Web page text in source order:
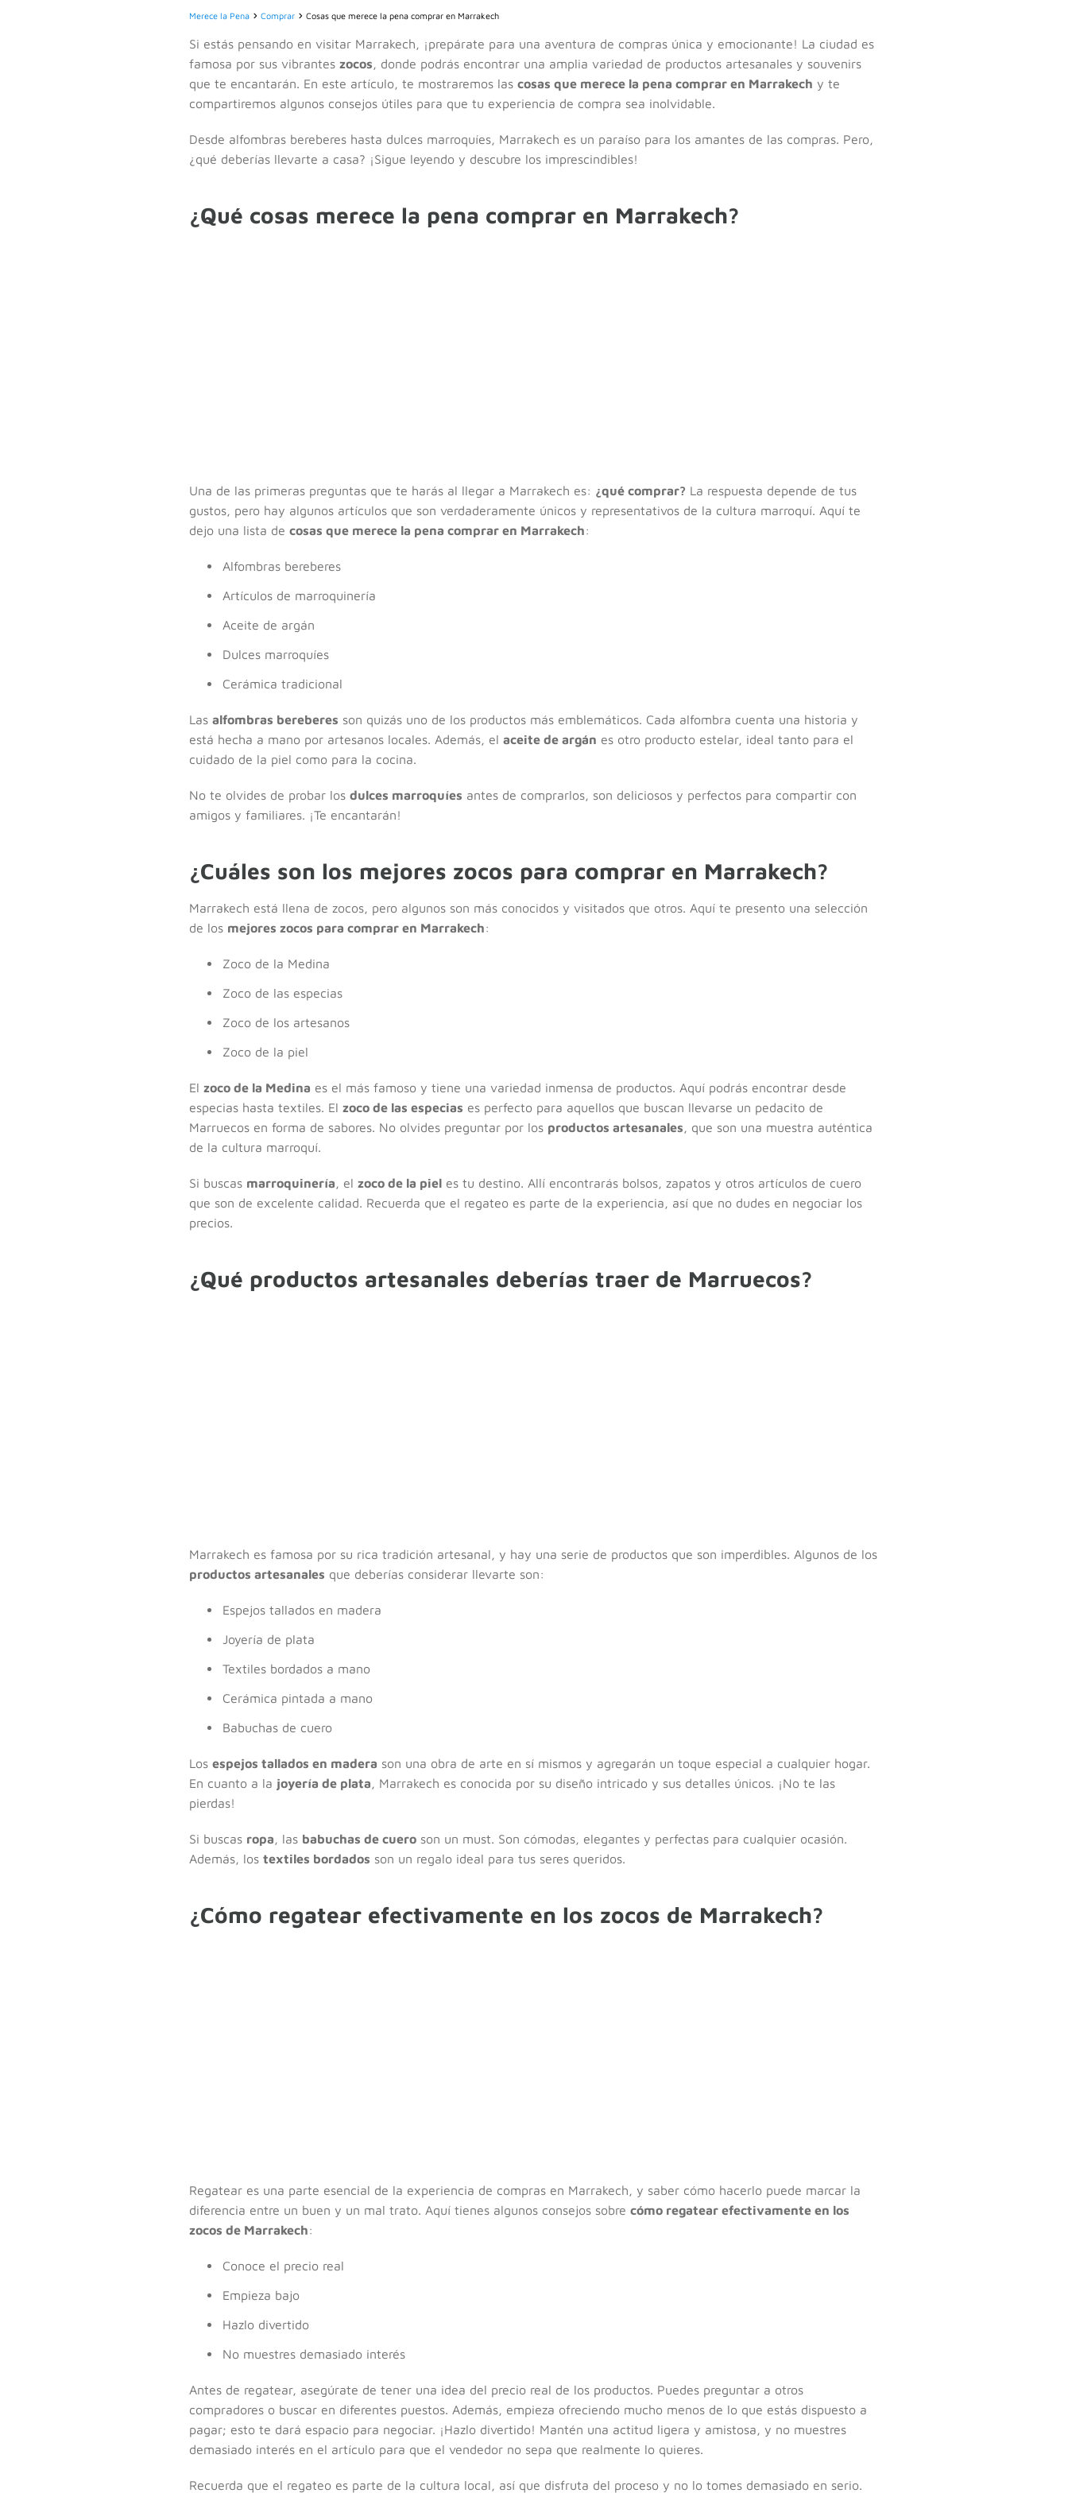
Merece la Pena Comprar Cosas que merece la pena comprar en Marrakech
Si estás pensando en visitar Marrakech, ¡prepárate para una aventura de compras única y emocionante! La ciudad es
famosa por sus vibrantes zocos, donde podrás encontrar una amplia variedad de productos artesanales y souvenirs
que te encantarán. En este artículo, te mostraremos las cosas que merece la pena comprar en Marrakech y te
compartiremos algunos consejos útiles para que tu experiencia de compra sea inolvidable.
Desde alfombras bereberes hasta dulces marroquíes, Marrakech es un paraíso para los amantes de las compras. Pero,
¿qué deberías llevarte a casa? ¡Sigue leyendo y descubre los imprescindibles!
¿Qué cosas merece la pena comprar en Marrakech?
Una de las primeras preguntas que te harás al llegar a Marrakech es: ¿qué comprar? La respuesta depende de tus
gustos, pero hay algunos artículos que son verdaderamente únicos y representativos de la cultura marroquí. Aquí te
dejo una lista de cosas que merece la pena comprar en Marrakech:
Alfombras bereberes
Artículos de marroquinería
Aceite de argán
Dulces marroquíes
Cerámica tradicional
Las alfombras bereberes son quizás uno de los productos más emblemáticos. Cada alfombra cuenta una historia y
está hecha a mano por artesanos locales. Además, el aceite de argán es otro producto estelar, ideal tanto para el
cuidado de la piel como para la cocina.
No te olvides de probar los dulces marroquíes antes de comprarlos, son deliciosos y perfectos para compartir con
amigos y familiares. ¡Te encantarán!
¿Cuáles son los mejores zocos para comprar en Marrakech?
Marrakech está llena de zocos, pero algunos son más conocidos y visitados que otros. Aquí te presento una selección
de los mejores zocos para comprar en Marrakech:
Zoco de la Medina
Zoco de las especias
Zoco de los artesanos
Zoco de la piel
El zoco de la Medina es el más famoso y tiene una variedad inmensa de productos. Aquí podrás encontrar desde
especias hasta textiles. El zoco de las especias es perfecto para aquellos que buscan llevarse un pedacito de
Marruecos en forma de sabores. No olvides preguntar por los productos artesanales, que son una muestra auténtica
de la cultura marroquí.
Si buscas marroquinería, el zoco de la piel es tu destino. Allí encontrarás bolsos, zapatos y otros artículos de cuero
que son de excelente calidad. Recuerda que el regateo es parte de la experiencia, así que no dudes en negociar los
precios.
¿Qué productos artesanales deberías traer de Marruecos?
Marrakech es famosa por su rica tradición artesanal, y hay una serie de productos que son imperdibles. Algunos de los
productos artesanales que deberías considerar llevarte son:
Espejos tallados en madera
Joyería de plata
Textiles bordados a mano
Cerámica pintada a mano
Babuchas de cuero
Los espejos tallados en madera son una obra de arte en sí mismos y agregarán un toque especial a cualquier hogar.
En cuanto a la joyería de plata, Marrakech es conocida por su diseño intricado y sus detalles únicos. ¡No te las
pierdas!
Si buscas ropa, las babuchas de cuero son un must. Son cómodas, elegantes y perfectas para cualquier ocasión.
Además, los textiles bordados son un regalo ideal para tus seres queridos.
¿Cómo regatear efectivamente en los zocos de Marrakech?
Regatear es una parte esencial de la experiencia de compras en Marrakech, y saber cómo hacerlo puede marcar la
diferencia entre un buen y un mal trato. Aquí tienes algunos consejos sobre cómo regatear efectivamente en los
zocos de Marrakech:
Conoce el precio real
Empieza bajo
Hazlo divertido
No muestres demasiado interés
Antes de regatear, asegúrate de tener una idea del precio real de los productos. Puedes preguntar a otros
compradores o buscar en diferentes puestos. Además, empieza ofreciendo mucho menos de lo que estás dispuesto a
pagar; esto te dará espacio para negociar. ¡Hazlo divertido! Mantén una actitud ligera y amistosa, y no muestres
demasiado interés en el artículo para que el vendedor no sepa que realmente lo quieres.
Recuerda que el regateo es parte de la cultura local, así que disfruta del proceso y no lo tomes demasiado en serio.